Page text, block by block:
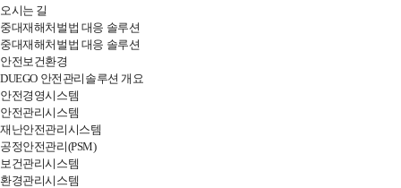
오시는 길
중대재해처벌법 대응 솔루션
중대재해처벌법 대응 솔루션
안전보건환경
DUEGO 안전관리솔루션 개요
안전경영시스템
안전관리시스템
재난안전관리시스템
공정안전관리(PSM)
보건관리시스템
환경관리시스템